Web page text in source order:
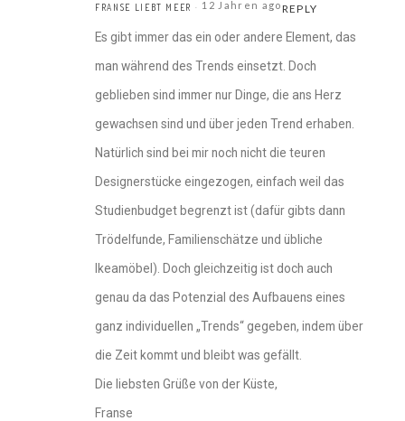
FRANSE LIEBT MEER 12 Jahren agoREPLY
Es gibt immer das ein oder andere Element, das
man während des Trends einsetzt. Doch
geblieben sind immer nur Dinge, die ans Herz
gewachsen sind und über jeden Trend erhaben.
Natürlich sind bei mir noch nicht die teuren
Designerstücke eingezogen, einfach weil das
Studienbudget begrenzt ist (dafür gibts dann
Trödelfunde, Familienschätze und übliche
Ikeamöbel). Doch gleichzeitig ist doch auch
genau da das Potenzial des Aufbauens eines
ganz individuellen „Trends“ gegeben, indem über
die Zeit kommt und bleibt was gefällt.
Die liebsten Grüße von der Küste,
Franse